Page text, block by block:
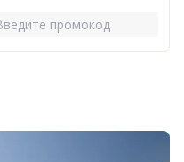
промокод